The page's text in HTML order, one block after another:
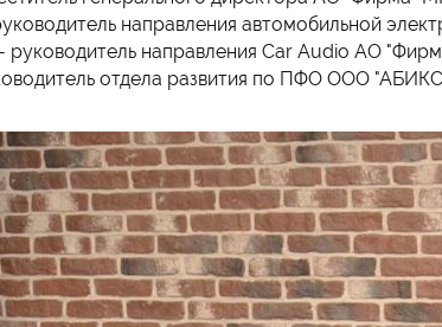
направления автомобильной
руководитель направления Car Audio АО
отдела развития по ПФО ООО